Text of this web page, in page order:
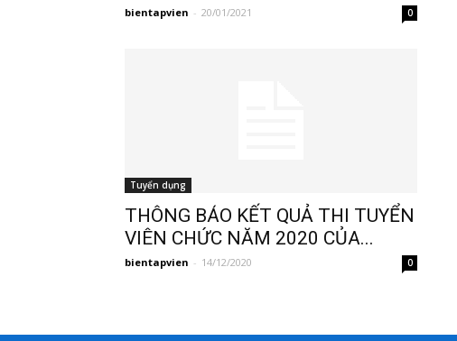
bientapvien - 20/01/2021 0
Tuyển dụng
THÔNG BÁO KẾT QUẢ THI TUYỂN
VIÊN CHỨC NĂM 2020 CỦA...
bientapvien - 14/12/2020 0